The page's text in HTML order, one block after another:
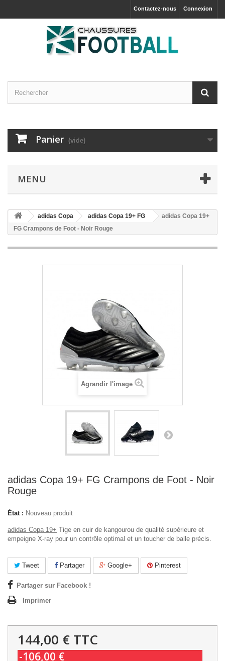
Connexion
Contactez-nous
Panier (vide)
MENU
adidas Copa adidas Copa 19+ FG
adidas Copa 19+
FG Crampons de Foot - Noir Rouge
Agrandir l'image
adidas Copa 19+ FG Crampons de Foot - Noir
Rouge
État : Nouveau produit
adidas Copa 19+ Tige en cuir de kangourou de qualité supérieure et
empeigne X-ray pour un contrôle optimal et un toucher de balle précis.
Tweet Partager Google+ Pinterest
Partager sur Facebook !
Imprimer
144,00 € TTC
-106,00 €